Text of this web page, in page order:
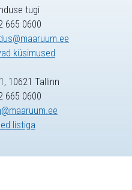
tugi
665 0600
küsimused
10621 Tallinn
665 0600
listiga